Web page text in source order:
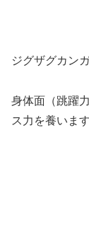
ジグザグカン
身体面（跳躍
ス力を養います